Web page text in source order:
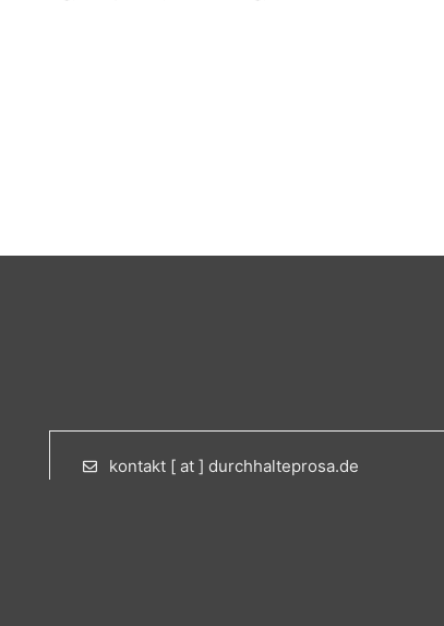
kontakt [ at ] durchhalteprosa.de